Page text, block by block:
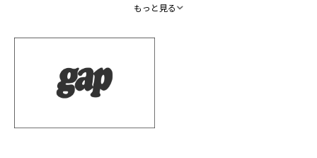
【内容】
ョンの祭典プレタポルテ・コレクションを徹底取材。ニ
もっと見る